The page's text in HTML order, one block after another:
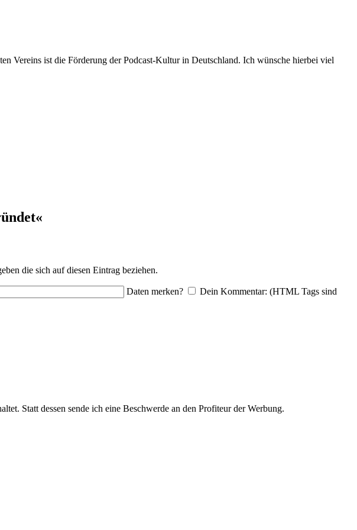
Vereins ist die Förderung der Podcast-Kultur in Deutschland. Ich wünsche hierbei viel
die sich auf diesen Eintrag beziehen.
Daten merken? Dein Kommentar: (HTML Tags sind
Statt dessen sende ich eine Beschwerde an den Profiteur der Werbung.